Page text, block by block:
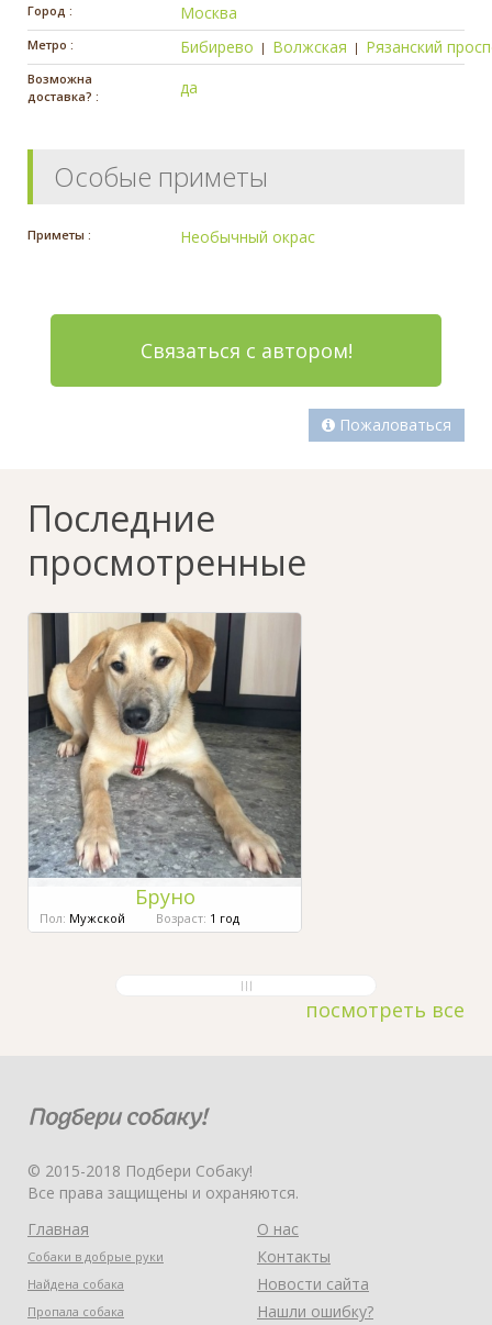
Город : Москва
Метро : Бибирево | Волжская | Рязанский
Возможна
доставка? :
да
Особые приметы
Приметы : Необычный окрас
Связаться с автором!
Пожаловаться
Последние
просмотренные
Бруно
Пол: Мужской Возраст: 1 год
посмотреть все
© 2015-2018 Подбери Собаку!
Все права защищены и охраняются.
Главная
Собаки в добрые руки
Найдена собака
Пропала собака
О нас
Контакты
Новости сайта
Нашли ошибку?